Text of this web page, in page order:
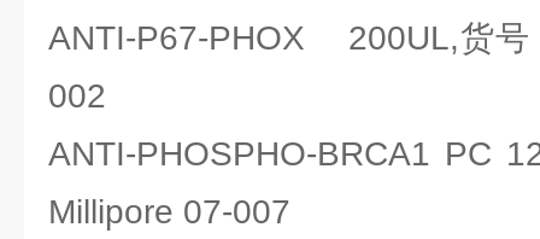
ANTI-P67-PHOX 200UL,货号
002
ANTI-PHOSPHO-BRCA1 PC
Millipore 07-007